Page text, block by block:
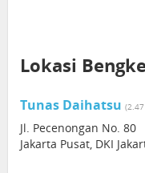
Lokasi
Tunas Daihatsu
Jl. Pecenongan No. 80
Jakarta Pusat, DKI